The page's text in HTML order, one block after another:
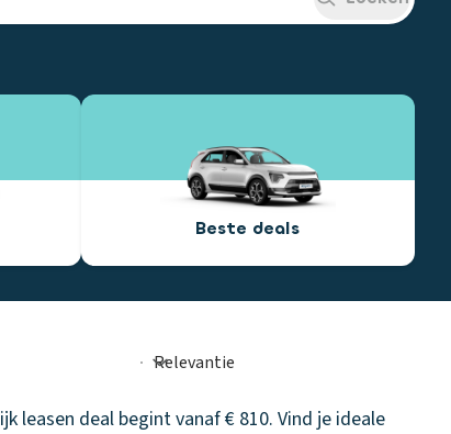
Beste deals
leasen deal begint vanaf € 810. Vind je ideale